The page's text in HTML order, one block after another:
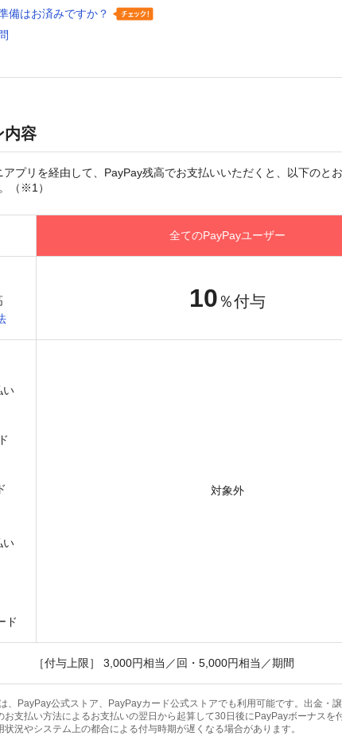
備はお済みですか？
内容
アプリを経由して、PayPay残高でお支払いいただくと、以下のと
（※1）
全てのPayPayユーザー
10 ％付与
い
い
ド
対象外
［付与上限］ 3,000円相当／回・5,000円相当／期間
、PayPay公式ストア、PayPayカード公式ストアでも利用可能です。出金・
お支払い方法によるお支払いの翌日から起算して30日後にPayPayボーナスを
況やシステム上の都合による付与時期が遅くなる場合があります。